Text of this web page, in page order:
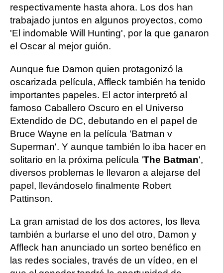
respectivamente hasta ahora. Los dos han
trabajado juntos en algunos proyectos, como
'El indomable Will Hunting', por la que ganaron
el Oscar al mejor guión.
Aunque fue Damon quien protagonizó la
oscarizada película, Affleck también ha tenido
importantes papeles. El actor interpretó al
famoso Caballero Oscuro en el Universo
Extendido de DC, debutando en el papel de
Bruce Wayne en la película 'Batman v
Superman'. Y aunque también lo iba hacer en
solitario en la próxima película 'The Batman',
diversos problemas le llevaron a alejarse del
papel, llevándoselo finalmente Robert
Pattinson.
La gran amistad de los dos actores, los lleva
también a burlarse el uno del otro, Damon y
Affleck han anunciado un sorteo benéfico en
las redes sociales, través de un vídeo, en el